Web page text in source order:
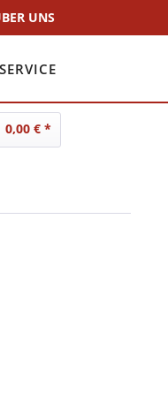
UNS
0,00 € *